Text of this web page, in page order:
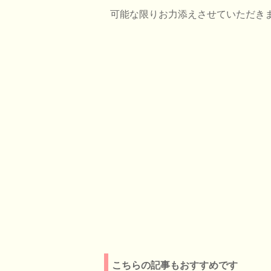
可能な限りお力添えさせていただき
こちらの記事もおすすめです